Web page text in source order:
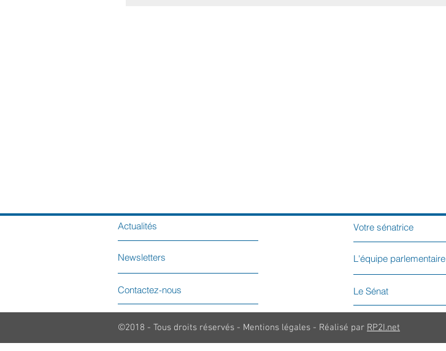
Actualités
Newsletters
Contactez-nous
Votre sénatrice
L'équipe parlementaire
Le Sénat
©2018 - Tous droits réservés - Mentions légales - Réalisé par RP2I.net